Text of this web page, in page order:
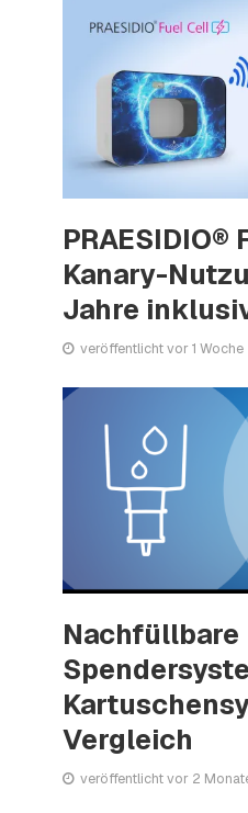
PRAESIDIO®
Kanary-
Jahre
veröffentlicht vor 1 Woche
Nachfüllbare
Vergleich
veröffentlicht vor 2